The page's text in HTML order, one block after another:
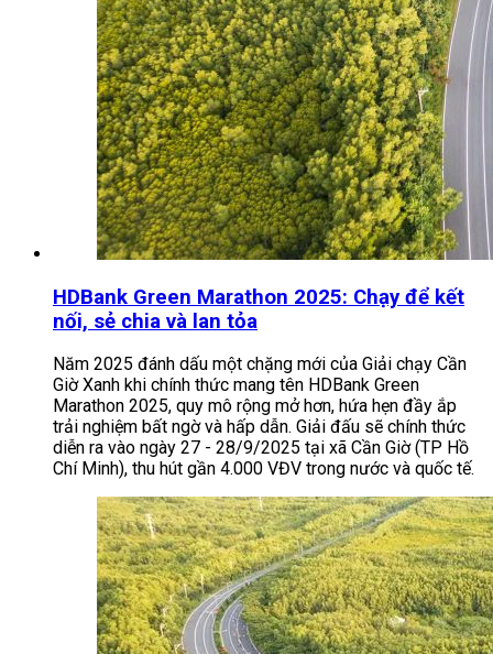
HDBank Green Marathon 2025: Chạy để kết
nối, sẻ chia và lan tỏa
Năm 2025 đánh dấu một chặng mới của Giải chạy Cần
Giờ Xanh khi chính thức mang tên HDBank Green
Marathon 2025, quy mô rộng mở hơn, hứa hẹn đầy ắp
trải nghiệm bất ngờ và hấp dẫn. Giải đấu sẽ chính thức
diễn ra vào ngày 27 - 28/9/2025 tại xã Cần Giờ (TP Hồ
Chí Minh), thu hút gần 4.000 VĐV trong nước và quốc tế.